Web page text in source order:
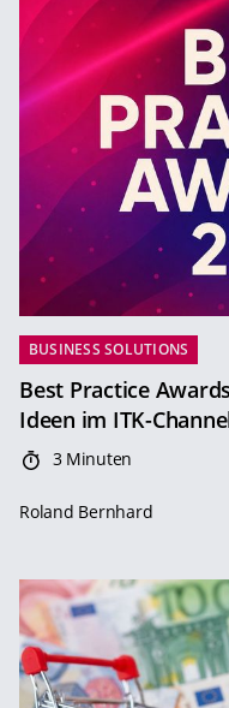
BUSINESS SOLUTIONS
Best Practice
Ideen im ITK-
3 Minuten
Roland Bernhard